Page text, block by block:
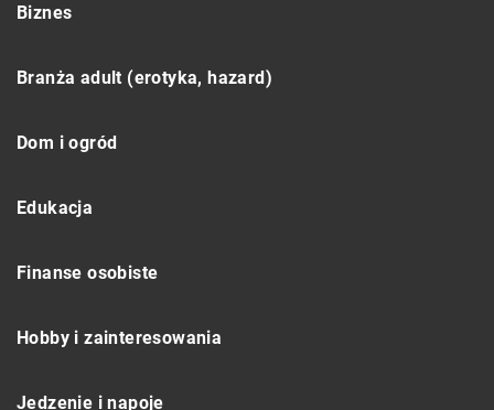
Biznes
Branża adult (erotyka, hazard)
Dom i ogród
Edukacja
Finanse osobiste
Hobby i zainteresowania
Jedzenie i napoje